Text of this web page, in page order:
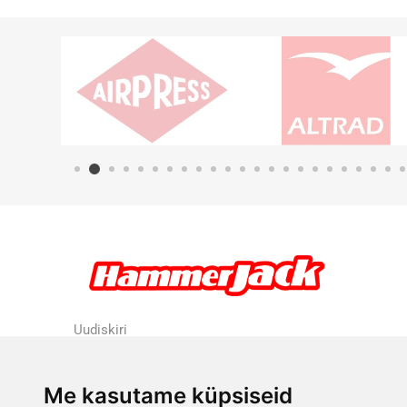
Me kasutame küpsiseid
Uudiskiri
Liitu uudiskirjaga Tühista